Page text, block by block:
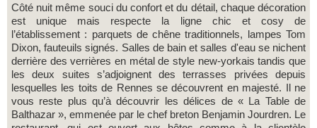
Côté nuit même souci du confort et du détail, chaque décoration
est unique mais respecte la ligne chic et cosy de
l’établissement : parquets de chêne traditionnels, lampes Tom
Dixon, fauteuils signés. Salles de bain et salles d'eau se nichent
derrière des verrières en métal de style new-yorkais tandis que
les deux suites s’adjoignent des terrasses privées depuis
lesquelles les toits de Rennes se découvrent en majesté. Il ne
vous reste plus qu’à découvrir les délices de « La Table de
Balthazar », emmenée par le chef breton Benjamin Jourdren. Le